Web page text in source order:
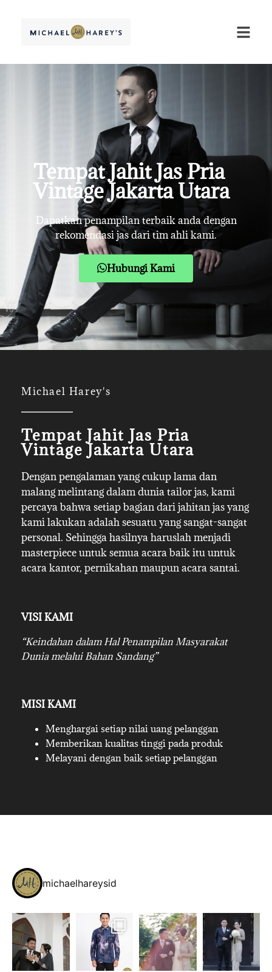
Tempat Jahit Jas Pria
Vintage Jakarta Utara
Dapatkan penampilan terbaik anda dengan
rekomendasi jas dari tim ahli kami.
Hubungi Kami
Michael Harey's
Tempat Jahit Jas Pria
Vintage Jakarta Utara
Dengan pengalaman yang cukup lama dan
malang melintang dalam dunia tailor jas, kami
percaya bahwa setiap bagian dari jahitan jas yang
kami lakukan adalah sesuatu yang sangat-sangat
personal. Sehingga hasilnya haruslah menjadi
masterpiece untuk semua acara baik itu untuk
acara kantor, pernikahan maupun acara santai.
VISI KAMI
“Keindahan dalam Hal Penampilan Masyarakat
Dunia melalui Bahan Sandang”
MISI KAMI
Menghargai setiap nilai uang pelanggan
Memberikan kualitas tinggi pada produk
Melayani dengan baik setiap pelanggan
michaelhareysid